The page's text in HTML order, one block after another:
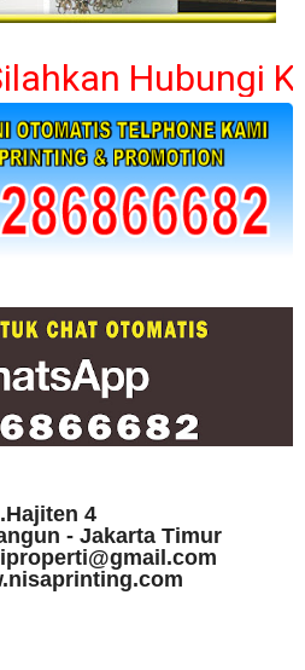
Hubungi
4
- Jakarta Timur